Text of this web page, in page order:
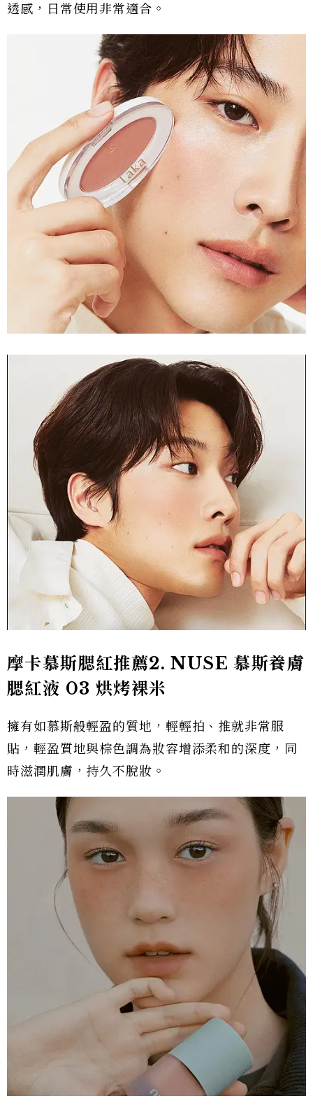
透感，日常使用非常適合。
摩卡慕斯腮紅推薦2. NUSE 慕斯養膚
腮紅液 03 烘烤裸米
擁有如慕斯般輕盈的質地，輕輕拍、推就非常服
貼，輕盈質地與棕色調為妝容增添柔和的深度，同
時滋潤肌膚，持久不脫妝。